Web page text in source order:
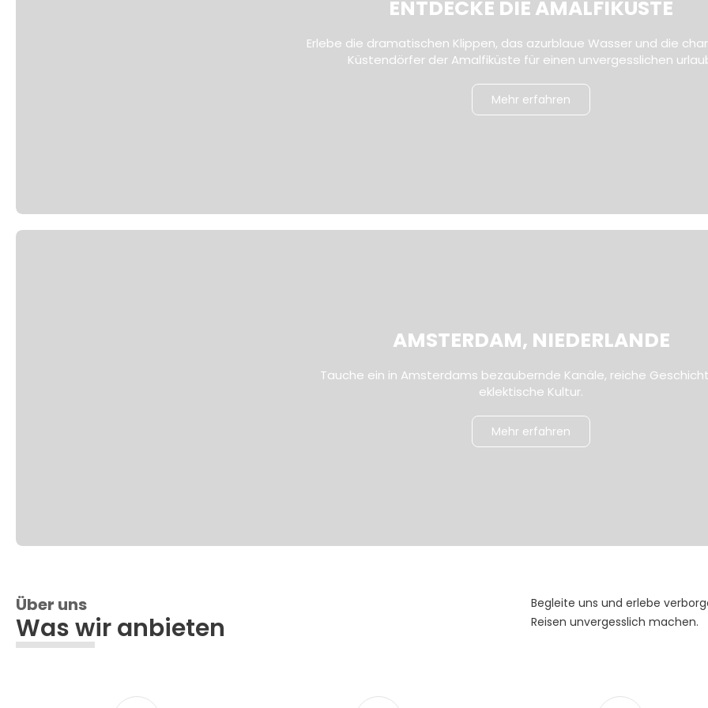
ENTDECKE DIE AMALFIKÜSTE
Erlebe die dramatischen Klippen, das azurblaue Wasser und die
Küstendörfer der Amalfiküste für einen unvergesslichen
Mehr erfahren
AMSTERDAM, NIEDERLANDE
Tauche ein in Amsterdams bezaubernde Kanäle, reiche
eklektische Kultur.
Mehr erfahren
Über uns
Was wir anbieten
Begleite uns und erlebe
Reisen unvergesslich machen.